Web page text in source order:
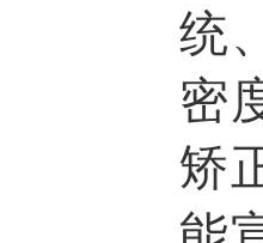
统
密
矫